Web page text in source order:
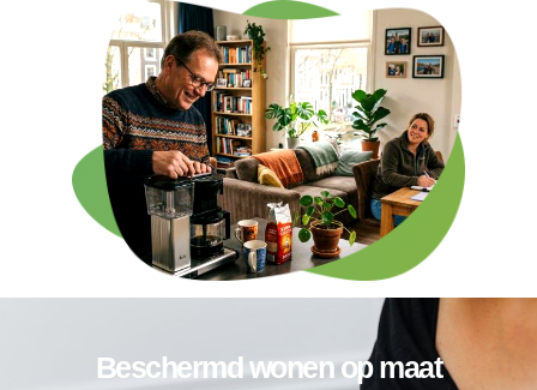
Beschermd wonen op maat